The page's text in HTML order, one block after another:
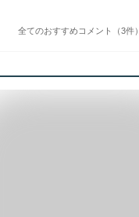
全てのおすすめコメント（3件）